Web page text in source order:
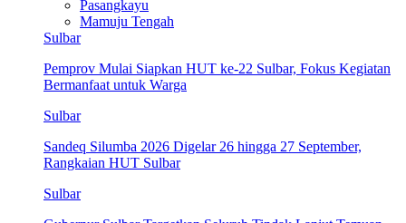
Pasangkayu
Mamuju Tengah
Sulbar
Pemprov Mulai Siapkan HUT ke-22 Sulbar, Fokus Kegiatan
Bermanfaat untuk Warga
Sulbar
Sandeq Silumba 2026 Digelar 26 hingga 27 September,
Rangkaian HUT Sulbar
Sulbar